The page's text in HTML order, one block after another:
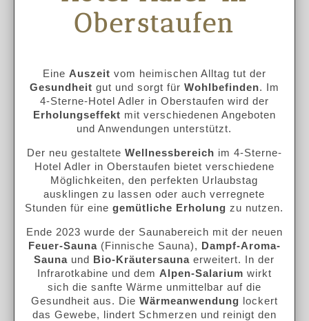
Oberstaufen
Eine Auszeit vom heimischen Alltag tut der
Gesundheit gut und sorgt für Wohlbefinden. Im
4-Sterne-Hotel Adler in Oberstaufen wird der
Erholungseffekt mit verschiedenen Angeboten
und Anwendungen unterstützt.
Der neu gestaltete Wellnessbereich im 4-Sterne-
Hotel Adler in Oberstaufen bietet verschiedene
Möglichkeiten, den perfekten Urlaubstag
ausklingen zu lassen oder auch verregnete
Stunden für einegemütliche Erholung zu nutzen.
Ende 2023 wurde der Saunabereich mit der neuen
Feuer-Sauna(Finnische Sauna), Dampf-Aroma-
Sauna und Bio-Kräutersauna erweitert. In der
Infrarotkabine und dem Alpen-Salarium wirkt
sich die sanfte Wärme unmittelbar auf die
Gesundheit aus. Die Wärmeanwendung lockert
das Gewebe, lindert Schmerzen und reinigt den